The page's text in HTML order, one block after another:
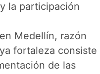
la participación
Medellín, razón
fortaleza consiste
de las